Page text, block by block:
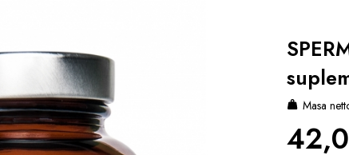
Masa